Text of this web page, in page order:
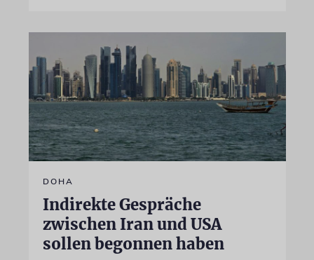
DOHA
Indirekte Gespräche
zwischen Iran und USA
sollen begonnen haben